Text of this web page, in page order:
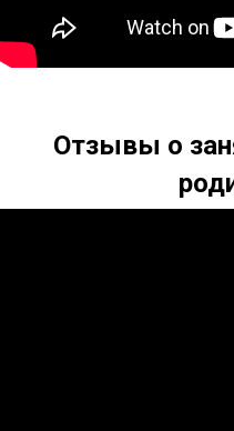
Отзывы о